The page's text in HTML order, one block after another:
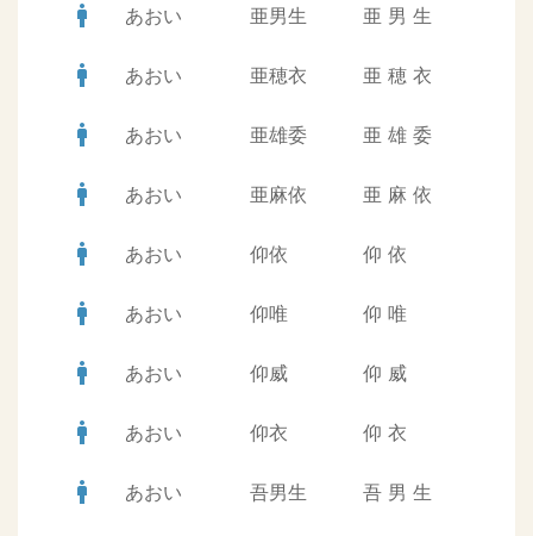
man あおい 亜男生 亜 男 生
man あおい 亜穂衣 亜 穂 衣
man あおい 亜雄委 亜 雄 委
man あおい 亜麻依 亜 麻 依
man あおい 仰依 仰 依
man あおい 仰唯 仰 唯
man あおい 仰威 仰 威
man あおい 仰衣 仰 衣
man あおい 吾男生 吾 男 生